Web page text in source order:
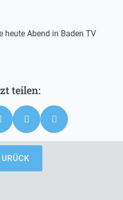
heute Abend in Baden TV